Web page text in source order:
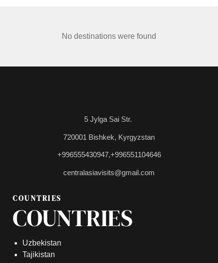
No destinations were found
5 Jylga Sai Str.
720001 Bishkek, Kyrgyzstan
+996555430947,+996551104646
centralasiavisits@gmail.com
COUNTRIES
COUNTRIES
Uzbekistan
Tajikistan